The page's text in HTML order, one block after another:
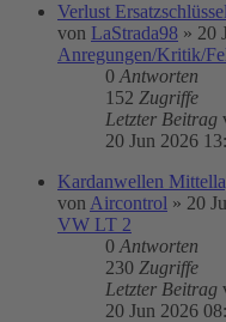
Verlust Ersatzschlüssel
von LaStrada98 » 20
Anregungen/Kritik/
0 Antworten
152 Zugriffe
Letzter Beitrag
20 Jun 2026
Kardanwellen
von Aircontrol » 20
VW LT 2
0 Antworten
230 Zugriffe
Letzter Beitrag
20 Jun 2026